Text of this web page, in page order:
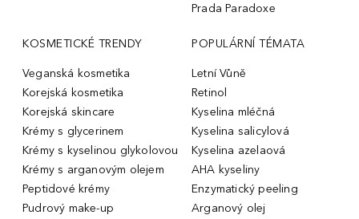
Prada Paradoxe
KOSMETICKÉ TRENDY
Veganská kosmetika
Korejská kosmetika
Korejská skincare
Krémy s glycerinem
Krémy s kyselinou glykolovou
Krémy s arganovým olejem
Peptidové krémy
Pudrový make-up
POPULÁRNÍ TÉMATA
Letní Vůně
Retinol
Kyselina mléčná
Kyselina salicylová
Kyselina azelaová
AHA kyseliny
Enzymatický peeling
Arganový olej